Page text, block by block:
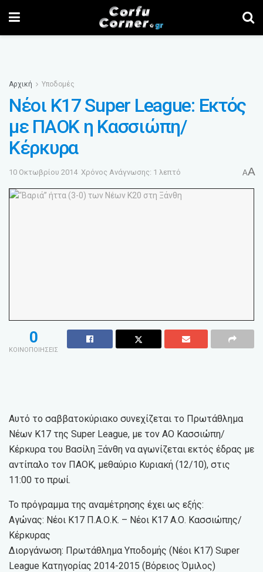
Αρχική Υποδομές
Νέοι Κ17 Super League: Εκτός
με ΠΑΟΚ η Κασσιώπη/
Κέρκυρα
10 Οκτωβρίου 2014 Χρόνος Ανάγνωσης: 1 λεπτό AA
0
ΚΟΙΝΟΠΟΙΗΣΕΙΣ
Αυτό το σαββατοκύριακο συνεχίζεται το Πρωτάθλημα
Νέων Κ17 της Super League, με τον ΑΟ Κασσιώπη/
Κέρκυρα του Βασίλη Ξάνθη να αγωνίζεται εκτός έδρας με
αντίπαλο τον ΠΑΟΚ, μεθαύριο Κυριακή (12/10), στις
11:00 το πρωί.
Το πρόγραμμα της αναμέτρησης έχει ως εξής:
Αγώνας: Νέοι Κ17 Π.Α.Ο.Κ. – Νέοι Κ17 Α.Ο. Κασσιώπης/
Κέρκυρας
Διοργάνωση: Πρωτάθλημα Υποδομής (Νέοι Κ17) Super
League Κατηγορίας 2014-2015 (Βόρειος Όμιλος)